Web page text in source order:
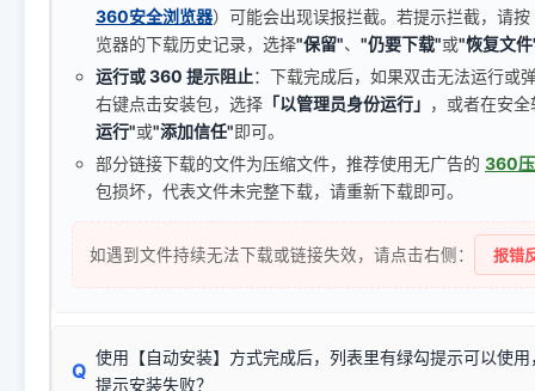
360安全浏览器）可能会出现误报拦截。若提示拦截，请按
览器的下载历史记录，选择"保留"、 "仍要下载"或"恢复文
运行或 360 提示阻止：下载完成后，如果双击无法运行或
右键点击安装包，选择 「以管理员身份运行」 ，或者在安
运行"或"添加信任"即可。
部分链接下载的文件为压缩文件，推荐使用无广告的 360
包损坏，代表文件未完整下载，请重新下载即可。
如遇到文件持续无法下载或链接失效，请点击右侧： 报错
Q
使用【自动安装】方式完成后，列表里有绿勾提示可以使
提示安装失败？